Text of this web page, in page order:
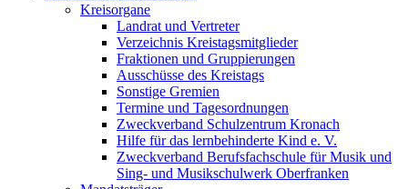
Kreisorgane
Landrat und Vertreter
Verzeichnis Kreistagsmitglieder
Fraktionen und Gruppierungen
Ausschüsse des Kreistags
Sonstige Gremien
Termine und Tagesordnungen
Zweckverband Schulzentrum Kronach
Hilfe für das lernbehinderte Kind e. V.
Zweckverband Berufsfachschule für Musik und
Sing- und Musikschulwerk Oberfranken